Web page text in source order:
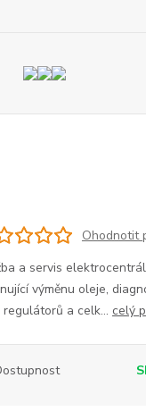
Ohodnotit
a servis
výměnu oleje,
regulátorů a celk... celý